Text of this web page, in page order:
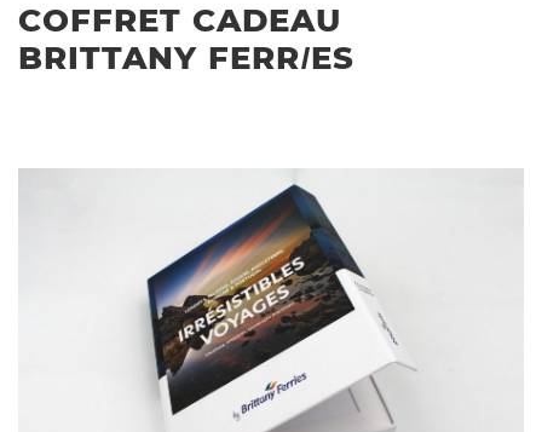
COFFRET CADEAU
BRITTANY FERRIES